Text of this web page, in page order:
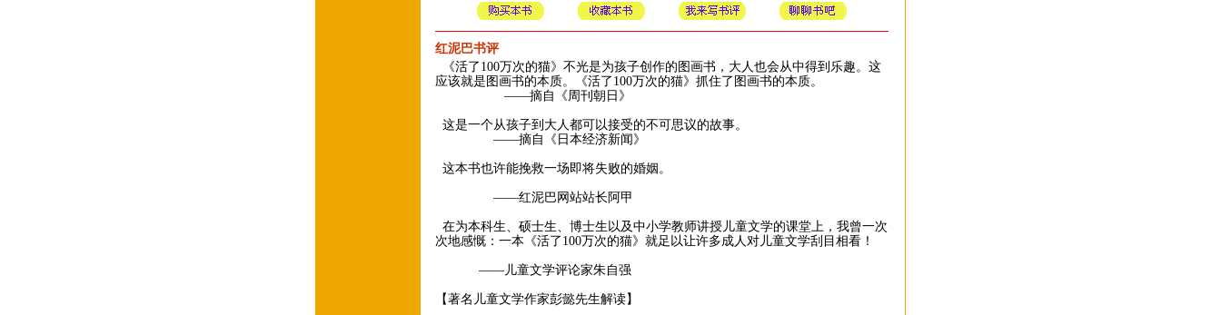
红泥巴书评
《活了100万次的猫》不光是为孩子创作的图画书，大人也会从中得到乐趣。这
应该就是图画书的本质。《活了100万次的猫》抓住了图画书的本质。
——摘自《周刊朝日》
这是一个从孩子到大人都可以接受的不可思议的故事。
——摘自《日本经济新闻》
这本书也许能挽救一场即将失败的婚姻。
——红泥巴网站站长阿甲
在为本科生、硕士生、博士生以及中小学教师讲授儿童文学的课堂上，我曾一次
次地感慨：一本《活了100万次的猫》就足以让许多成人对儿童文学刮目相看！
——儿童文学评论家朱自强
【著名儿童文学作家彭懿先生解读】